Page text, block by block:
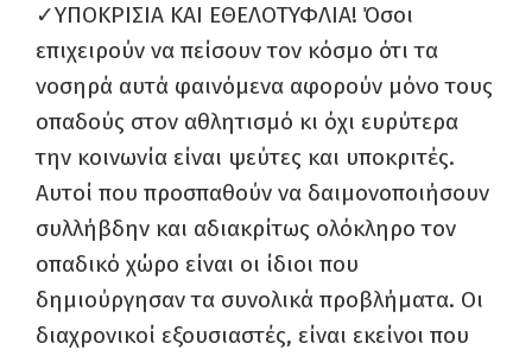
✓ΥΠΟΚΡΙΣΙΑ ΚΑΙ ΕΘΕΛΟΤΥΦΛΙΑ! Όσοι
επιχειρούν να πείσουν τον κόσμο ότι τα
νοσηρά αυτά φαινόμενα αφορούν μόνο τους
οπαδούς στον αθλητισμό κι όχι ευρύτερα
την κοινωνία είναι ψεύτες και υποκριτές.
Αυτοί που προσπαθούν να δαιμονοποιήσουν
συλλήβδην και αδιακρίτως ολόκληρο τον
οπαδικό χώρο είναι οι ίδιοι που
δημιούργησαν τα συνολικά προβλήματα. Οι
διαχρονικοί εξουσιαστές, είναι εκείνοι που